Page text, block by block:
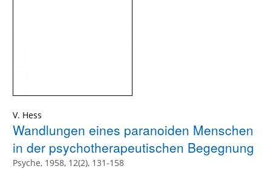
V. Hess
Wandlungen eines paranoiden Menschen
in der psychotherapeutischen Begegnung
Psyche, 1958, 12(2), 131-158